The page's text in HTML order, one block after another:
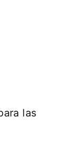
las